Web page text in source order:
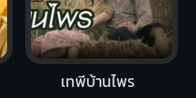
เทพีบ้านไพร